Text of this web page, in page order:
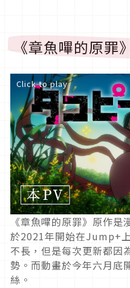
《章魚嗶的原罪
Click to play
《章魚嗶的原罪》原作是
於2021年開始在Jump+
不長，但是每次更新都因
勢。而動畫於今年六月底
絲。